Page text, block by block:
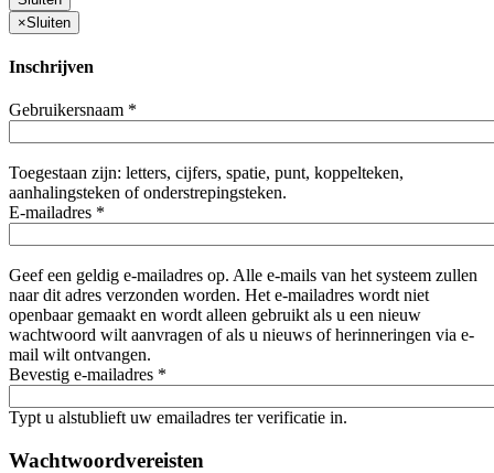
×Sluiten
Inschrijven
Gebruikersnaam *
Toegestaan zijn: letters, cijfers, spatie, punt, koppelteken,
aanhalingsteken of onderstrepingsteken.
E-mailadres *
Geef een geldig e-mailadres op. Alle e-mails van het systeem zullen
naar dit adres verzonden worden. Het e-mailadres wordt niet
openbaar gemaakt en wordt alleen gebruikt als u een nieuw
wachtwoord wilt aanvragen of als u nieuws of herinneringen via e-
mail wilt ontvangen.
Bevestig e-mailadres *
Typt u alstublieft uw emailadres ter verificatie in.
Wachtwoordvereisten